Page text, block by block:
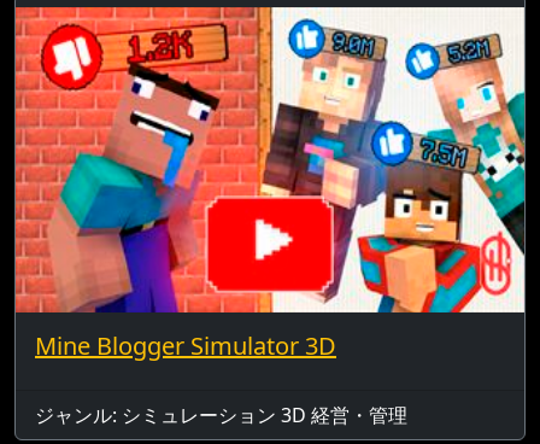
Mine Blogger Simulator 3D
ジャンル: シミュレーション 3D 経営・管理